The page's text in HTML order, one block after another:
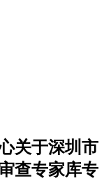
关于深圳市
查专家库专